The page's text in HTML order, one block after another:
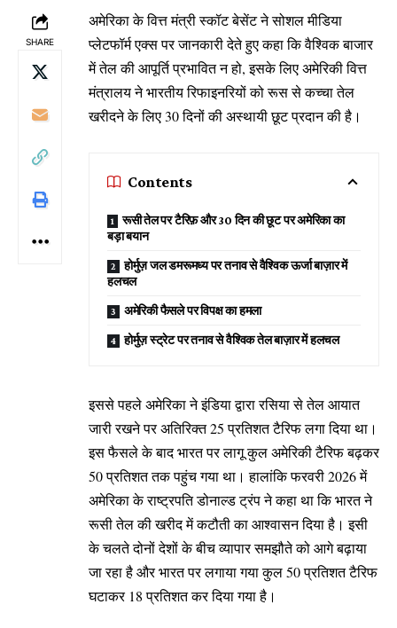
SHARE
अमेरिका के वित्त मंत्री स्कॉट बेसेंट ने सोशल मीडिया
प्लेटफॉर्म एक्स पर जानकारी देते हुए कहा कि वैश्विक बाजार
में तेल की आपूर्ति प्रभावित न हो, इसके लिए अमेरिकी वित्त
मंत्रालय ने भारतीय रिफाइनरियों को रूस से कच्चा तेल
खरीदने के लिए 30 दिनों की अस्थायी छूट प्रदान की है।
Contents
रूसी तेल पर टैरिफ़ और 30 दिन की छूट पर अमेरिका का
बड़ा बयान
होर्मुज़ जल डमरूमध्य पर तनाव से वैश्विक ऊर्जा बाज़ार में
हलचल
अमेरिकी फैसले पर विपक्ष का हमला
होर्मुज़ स्ट्रेट पर तनाव से वैश्विक तेल बाज़ार में हलचल
इससे पहले अमेरिका ने इंडिया द्वारा रसिया से तेल आयात
जारी रखने पर अतिरिक्त 25 प्रतिशत टैरिफ लगा दिया था।
इस फैसले के बाद भारत पर लागू कुल अमेरिकी टैरिफ बढ़कर
50 प्रतिशत तक पहुंच गया था। हालांकि फरवरी 2026 में
अमेरिका के राष्ट्रपति डोनाल्ड ट्रंप ने कहा था कि भारत ने
रूसी तेल की खरीद में कटौती का आश्वासन दिया है। इसी
के चलते दोनों देशों के बीच व्यापार समझौते को आगे बढ़ाया
जा रहा है और भारत पर लगाया गया कुल 50 प्रतिशत टैरिफ
घटाकर 18 प्रतिशत कर दिया गया है।